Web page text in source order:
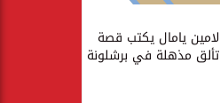
لامين يامال يكتب قصة
تألق مذهلة في برشلونة